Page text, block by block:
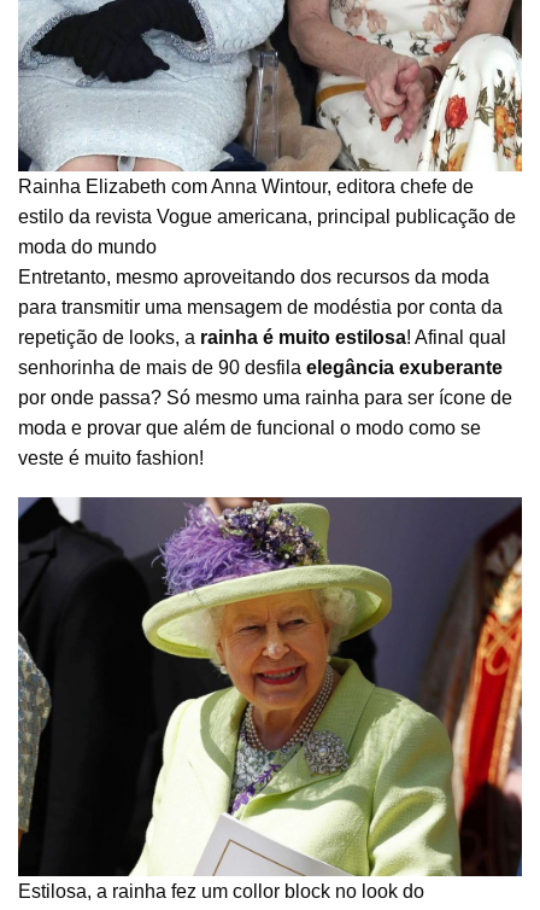
Rainha Elizabeth com Anna Wintour, editora chefe de
estilo da revista Vogue americana, principal publicação de
moda do mundo
Entretanto, mesmo aproveitando dos recursos da moda
para transmitir uma mensagem de modéstia por conta da
repetição de looks, a rainha é muito estilosa! Afinal qual
senhorinha de mais de 90 desfila elegância exuberante
por onde passa? Só mesmo uma rainha para ser ícone de
moda e provar que além de funcional o modo como se
veste é muito fashion!
Estilosa, a rainha fez um collor block no look do